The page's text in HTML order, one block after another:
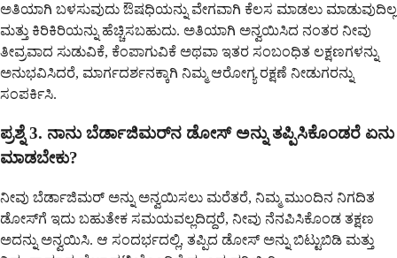
ಅತಿಯಾಗಿ ಬಳಸುವುದು ಔಷಧಿಯನ್ನು ವೇಗವಾಗಿ ಕೆಲಸ ಮಾಡಲು ಮಾಡುವುದಿಲ್ಲ
ಮತ್ತು ಕಿರಿಕಿರಿಯನ್ನು ಹೆಚ್ಚಿಸಬಹುದು. ಅತಿಯಾಗಿ ಅನ್ವಯಿಸಿದ ನಂತರ ನೀವು
ತೀವ್ರವಾದ ಸುಡುವಿಕೆ, ಕೆಂಪಾಗುವಿಕೆ ಅಥವಾ ಇತರ ಸಂಬಂಧಿತ ಲಕ್ಷಣಗಳನ್ನು
ಅನುಭವಿಸಿದರೆ, ಮಾರ್ಗದರ್ಶನಕ್ಕಾಗಿ ನಿಮ್ಮ ಆರೋಗ್ಯ ರಕ್ಷಣೆ ನೀಡುಗರನ್ನು
ಸಂಪರ್ಕಿಸಿ.
ಪ್ರಶ್ನೆ 3. ನಾನು ಬೆರ್ಡಾಜಿಮರ್‌ನ ಡೋಸ್ ಅನ್ನು ತಪ್ಪಿಸಿಕೊಂಡರೆ ಏನು
ಮಾಡಬೇಕು?
ನೀವು ಬೆರ್ಡಾಜಿಮರ್ ಅನ್ನು ಅನ್ವಯಿಸಲು ಮರೆತರೆ, ನಿಮ್ಮ ಮುಂದಿನ ನಿಗದಿತ
ಡೋಸ್‌ಗೆ ಇದು ಬಹುತೇಕ ಸಮಯವಲ್ಲದಿದ್ದರೆ, ನೀವು ನೆನಪಿಸಿಕೊಂಡ ತಕ್ಷಣ
ಅದನ್ನು ಅನ್ವಯಿಸಿ. ಆ ಸಂದರ್ಭದಲ್ಲಿ, ತಪ್ಪಿದ ಡೋಸ್ ಅನ್ನು ಬಿಟ್ಟುಬಿಡಿ ಮತ್ತು